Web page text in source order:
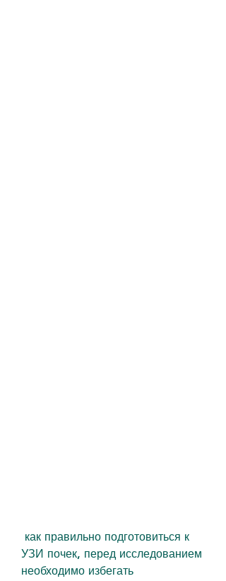
УЗИ почек, перед исследованием
необходимо избегать